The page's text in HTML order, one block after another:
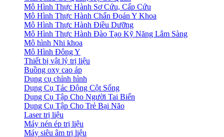
Mô Hình Thực Hành Sơ Cứu, Cấp Cứu
Mô Hình Thực Hành Chẩn Đoán Y Khoa
Mô Hình Thực Hành Điều Dưỡng
Mô Hình Thực Hành Đào Tạo Kỹ Năng Lâm Sàng
Mô hình Nhi khoa
Mô Hình Đông Y
Thiết bị vật lý trị liệu
Buồng oxy cao áp
Dụng cụ chỉnh hình
Dụng Cụ Tác Động Cột Sống
Dụng Cụ Tập Cho Người Tai Biến
Dụng Cụ Tập Cho Trẻ Bại Não
Laser trị liệu
Máy nén ép trị liệu
Máy siêu âm trị liệu